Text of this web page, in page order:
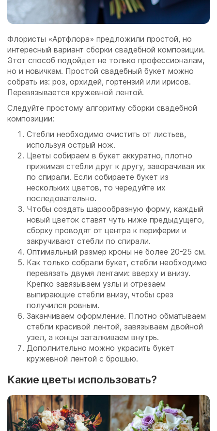
Флористы «Артфлора» предложили простой, но
интересный вариант сборки свадебной композиции.
Этот способ подойдет не только профессионалам,
но и новичкам. Простой свадебный букет можно
собрать из: роз, орхидей, гортензий или ирисов.
Перевязывается кружевной лентой.
Следуйте простому алгоритму сборки свадебной
композиции:
Стебли необходимо очистить от листьев,
используя острый нож.
Цветы собираем в букет аккуратно, плотно
прижимая стебли друг к другу, заворачивая их
по спирали. Если собираете букет из
нескольких цветов, то чередуйте их
последовательно.
Чтобы создать шарообразную форму, каждый
новый цветок ставят чуть ниже предыдущего,
сборку проводят от центра к периферии и
закручивают стебли по спирали.
Оптимальный размер кроны не более 20-25 см.
Как только собрали букет, стебли необходимо
перевязать двумя лентами: вверху и внизу.
Крепко завязываем узлы и отрезаем
выпирающие стебли внизу, чтобы срез
получился ровным.
Заканчиваем оформление. Плотно обматываем
стебли красивой лентой, завязываем двойной
узел, а концы заталкиваем внутрь.
Дополнительно можно украсить букет
кружевной лентой с брошью.
Какие цветы использовать?